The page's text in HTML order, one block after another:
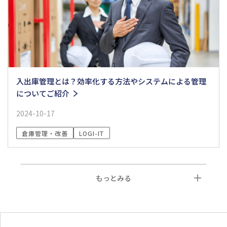
入出庫管理とは？効率化する方法やシステムによる管理
についてご紹介
2024-10-17
倉庫管理・改善 LOGI-IT
もっとみる